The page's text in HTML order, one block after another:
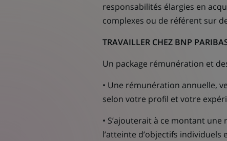
responsabilités élargies en
complexes ou de référent sur
TRAVAILLER CHEZ BNP
Un package rémunération et
• Une rémunération annuelle,
selon votre profil et votre
• S’ajouterait à ce montant
l’atteinte d’objectifs